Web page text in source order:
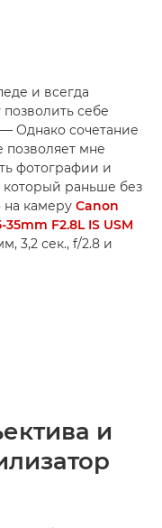
и всегда
себе
Однако сочетание
позволяет мне
фотографии и
который раньше без
на камеру Canon
35mm F2.8L IS USM
3,2 сек., f/2.8 и
и